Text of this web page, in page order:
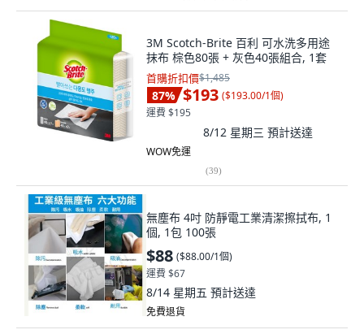
3M Scotch-Brite 百利 可水洗多用途
抹布 棕色80張 + 灰色40張組合, 1套
首購折扣價$1,485
87% $193 ($193.00/1個)
運費 $195
8/12 星期三 預計送達
WOW免運
(39)
無塵布 4吋 防靜電工業清潔擦拭布, 1
個, 1包 100張
$88 ($88.00/1個)
運費 $67
8/14 星期五 預計送達
免費退貨